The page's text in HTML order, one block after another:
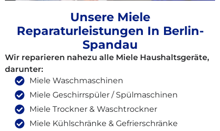
Unsere Miele
Reparaturleistungen In Berlin-
Spandau
Wir reparieren nahezu alle Miele Haushaltsgeräte,
darunter:
Miele Waschmaschinen
Miele Geschirrspüler / Spülmaschinen
Miele Trockner & Waschtrockner
Miele Kühlschränke & Gefrierschränke